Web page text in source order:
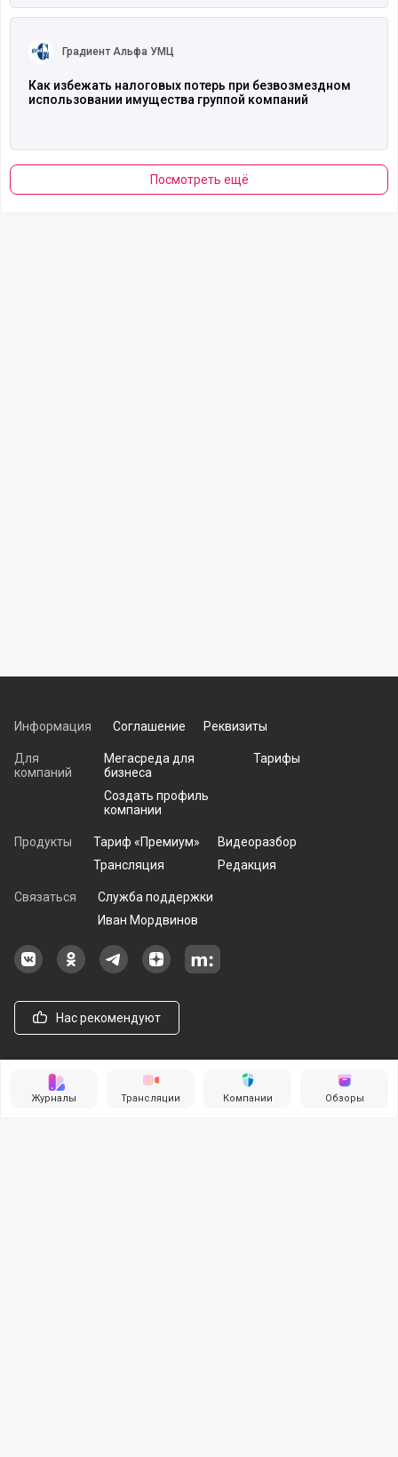
Журналы Трансляции Компании Обзоры
Градиент Альфа УМЦ
Как избежать налоговых потерь при безвозмездном
использовании имущества группой компаний
Посмотреть ещё
Информация Соглашение Реквизиты
Для
компаний
Мегасреда для
бизнеса
Тарифы
Создать профиль
компании
Продукты Тариф «Премиум»
Видеоразбор
Трансляция
Редакция
Связаться
Служба поддержки
Иван Мордвинов
Наша группа в ВКонтакте
Наша группа на Одноклассники[
Наша группа в Telegram
наш профиль на Дзен
Наш аккаунт на Мегасреде
Нас рекомендуют